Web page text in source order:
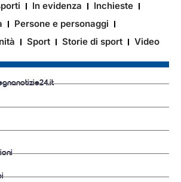
In evidenza
Inchieste
Persone e personaggi
Sport Storie di sport Video